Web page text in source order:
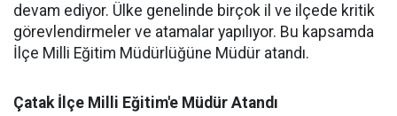
devam ediyor. Ülke genelinde birçok il ve ilçede kritik
görevlendirmeler ve atamalar yapılıyor. Bu kapsamda
İlçe Milli Eğitim Müdürlüğüne Müdür atandı.
Çatak İlçe Milli Eğitim'e Müdür Atandı